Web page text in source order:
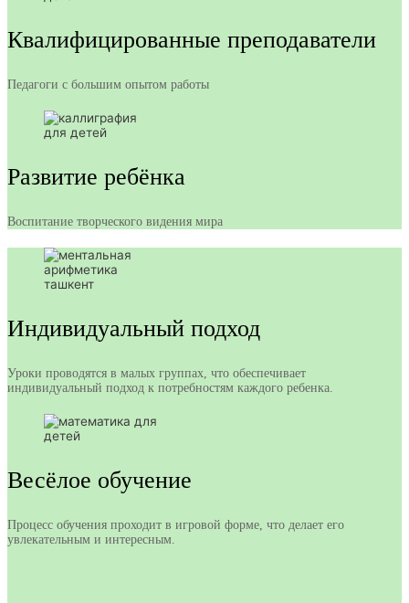
Квалифицированные преподаватели
Педагоги с большим опытом работы
Развитие ребёнка
Воспитание творческого видения мира
Индивидуальный подход
Уроки проводятся в малых группах, что обеспечивает
индивидуальный подход к потребностям каждого ребенка.
Весёлое обучение
Процесс обучения проходит в игровой форме, что делает его
увлекательным и интересным.